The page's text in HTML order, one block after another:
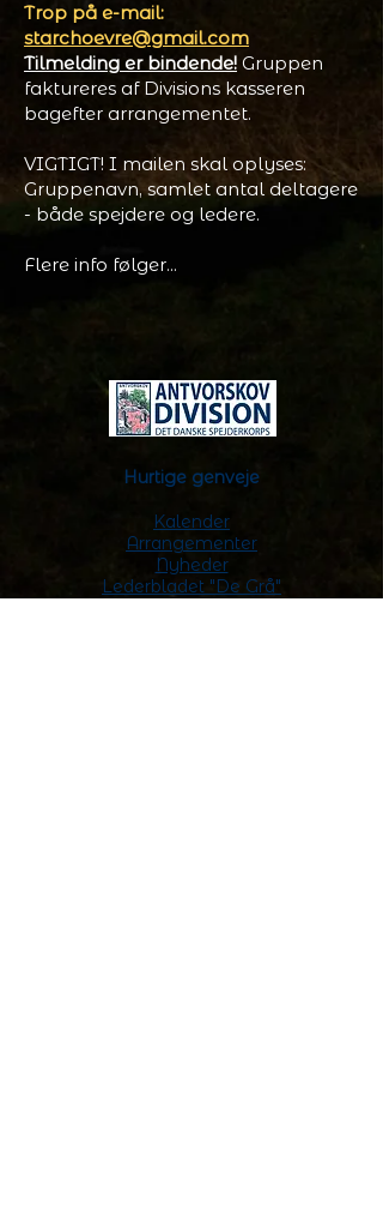
Trop på e-mail:
starchoevre@gmail.com
Tilmelding er bindende! Gruppen
faktureres af Divisions kasseren
bagefter arrangementet.
VIGTIGT! I mailen skal oplyses:
Gruppenavn, samlet antal deltagere
- både spejdere og ledere.
Flere info følger...
Hurtige genveje
Kalender
Arrangementer
Nyheder
Lederbladet "De Grå"